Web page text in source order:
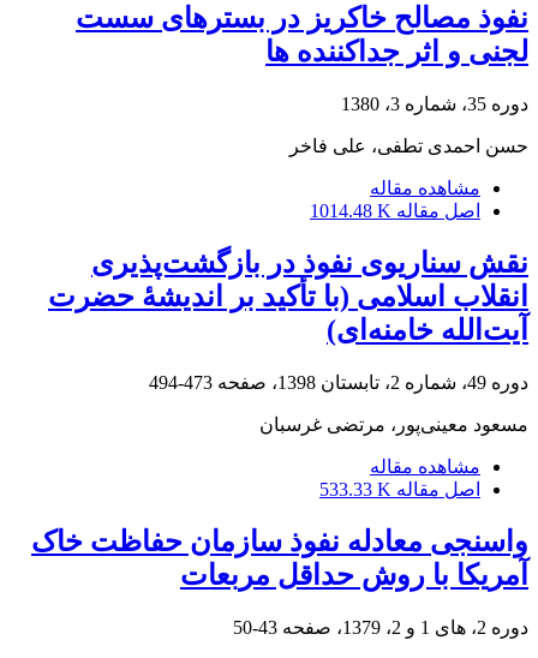
نفوذ مصالح خاکریز در بسترهای سست
لجنی و اثر جداکننده ها
دوره 35، شماره 3، 1380
حسن احمدی تطفی، علی فاخر
مشاهده مقاله
اصل مقاله 1014.48 K
نقش سناریوی نفوذ در بازگشت‌پذیری
انقلاب اسلامی (با تأکید بر اندیشۀ حضرت
آیت‌الله خامنه‌ای)
دوره 49، شماره 2، تابستان 1398، صفحه 473-494
مسعود معینی‌پور، مرتضی غرسبان
مشاهده مقاله
اصل مقاله 533.33 K
واسنجی معادله نفوذ سازمان حفاظت خاک
آمریکا با روش حداقل مربعات
دوره 2، های 1 و 2، 1379، صفحه 43-50